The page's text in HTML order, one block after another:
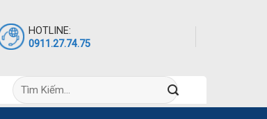
HOTLINE:
0911.27.74.75
Tìm
kiếm: